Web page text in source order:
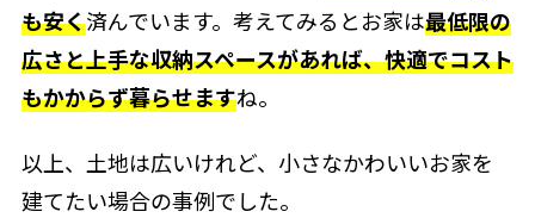
も安く済んでいます。考えてみるとお家は最低限の
広さと上手な収納スペースがあれば、快適でコスト
もかからず暮らせますね。
以上、土地は広いけれど、小さなかわいいお家を
建てたい場合の事例でした。